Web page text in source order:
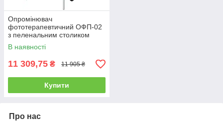
Опромінювач
фототерапевтичний ОФП-02
з пеленальним столиком
В наявності
11 309,75 ₴ 11 905 ₴
Купити
Про нас